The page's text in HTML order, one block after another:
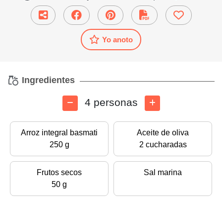
Yo anoto
Ingredientes
4 personas
Arroz integral basmati
250 g
Aceite de oliva
2 cucharadas
Frutos secos
50 g
Sal marina